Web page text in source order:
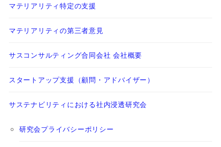
マテリアリティ特定の支援
マテリアリティの第三者意見
サスコンサルティング合同会社 会社概要
スタートアップ支援（顧問・アドバイザー）
サステナビリティにおける社内浸透研究会
研究会プライバシーポリシー